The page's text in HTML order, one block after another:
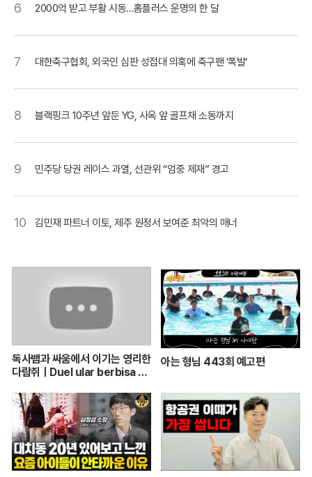
6 2000억 받고 부활 시동…홈플러스 운명의 한 달
7 대한축구협회, 외국인 심판 성접대 의혹에 축구팬 ‘폭발’
8 블랙핑크 10주년 앞둔 YG, 사옥 앞 골프채 소동까지
9 민주당 당권 레이스 과열, 선관위 “엄중 제재” 경고
10 김민재 파트너 이토, 제주 원정서 보여준 최악의 매너
독사뱀과 싸움에서 이기는 영리한
다람쥐ㅣDuel ular berbisa da
운 동물싸움
아는 형님 443회 예고편